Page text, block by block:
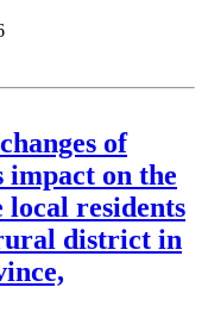
of
impact on the
local residents
district in